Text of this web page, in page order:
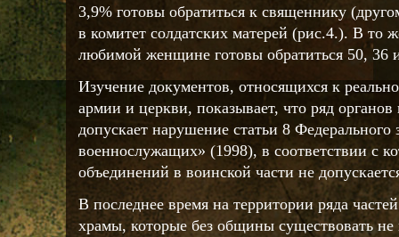
3,9% готовы обратиться к священнику
в комитет солдатских матерей (рис.4.). В то
любимой женщине готовы обратиться 50, 36
Изучение документов, относящихся к
армии и церкви, показывает, что ряд органов
допускает нарушение статьи 8 Федерального
военнослужащих» (1998), в соответствии с
объединений в воинской части не
В последнее время на территории ряда
храмы, которые без общины существовать не